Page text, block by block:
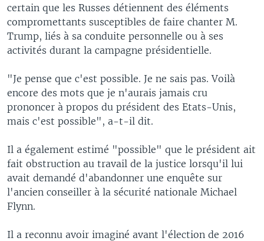
certain que les Russes détiennent des éléments
compromettants susceptibles de faire chanter M.
Trump, liés à sa conduite personnelle ou à ses
activités durant la campagne présidentielle.
"Je pense que c'est possible. Je ne sais pas. Voilà
encore des mots que je n'aurais jamais cru
prononcer à propos du président des Etats-Unis,
mais c'est possible", a-t-il dit.
Il a également estimé "possible" que le président ait
fait obstruction au travail de la justice lorsqu'il lui
avait demandé d'abandonner une enquête sur
l'ancien conseiller à la sécurité nationale Michael
Flynn.
Il a reconnu avoir imaginé avant l'élection de 2016